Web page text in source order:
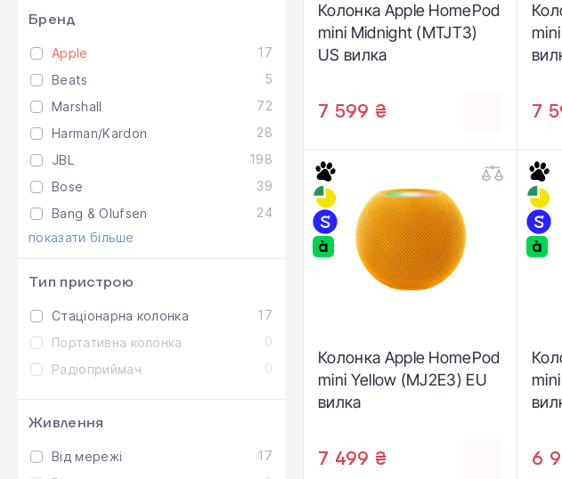
Бренд
Apple
17
Beats
5
Marshall
72
Harman/Kardon
28
JBL
198
Bose
39
Bang & Olufsen
24
показати більше
Тип пристрою
Стаціонарна колонка
17
Портативна колонка
0
Радіоприймач
0
Живлення
Від мережі
17
Колонка Apple HomePod
mini Midnight (MTJT3)
US вилка
7 599 ₴ 7
Колонка Apple HomePod
mini Yellow (MJ2E3) EU
вилка
7 499 ₴ 6